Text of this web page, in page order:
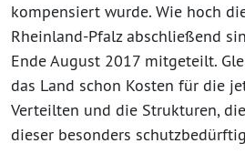
kompensiert wurde. Wie hoch
Rheinland-Pfalz abschließend
Ende August 2017 mitgeteilt.
das Land schon Kosten für die
Verteilten und die Strukturen,
dieser besonders